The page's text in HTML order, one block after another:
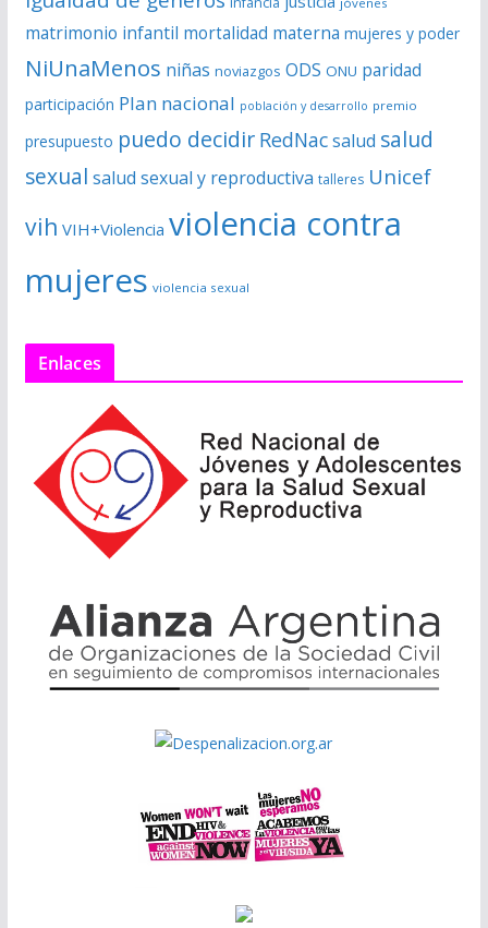
matrimonio infantil mortalidad materna mujeres y poder
NiUnaMenos niñas noviazgos ODS ONU paridad
participación Plan nacional población y desarrollo premio
presupuesto puedo decidir RedNacsalud salud
sexual salud sexual y reproductiva talleres Unicef
vih VIH+Violencia violencia contra
mujeres violencia sexual
Enlaces